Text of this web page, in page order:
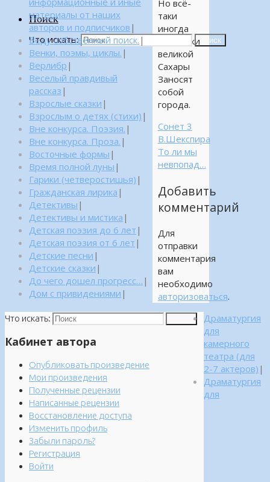
Поиск
Что искать: Поиск
Но всё-
таки
иногда
Песчинки
великой
Сахары
Заносят
собой
города.
Сонет 3
В.Шекспира
То ли мы
невпопад…
Добавить
комментарий
Для
отправки
комментария
вам
необходимо
авторизоваться.
Что искать:
Кабинет автора
Опубликовать произведение
Мои произведения
Полученные рецензии
Написанные рецензии
Восстановление доступа
Изменить профиль
Забыли пароль?
Регистрация
Войти
материалы от наших
авторов и подписчиков |
Веду собственный поиск. |
Венки, поэмы, циклы. |
Верлибр |
Веселый правдивый
рассказ |
Взрослые сказки |
Взрослым о детях (стихи) |
Вне конкурса. Поэзия. |
Вне конкурса. Проза. |
Восточные формы |
Время полной луны |
Гарики (четверостишья) |
Гражданская лирика |
Детективы |
Детективы и мистика |
Детская поэзия до 6 лет |
Детская поэзия от 6 лет |
Детские песни |
Детские сказки |
До чего дошел прогресс… |
Дом с привидениями |
Драматургия
для
камерного
театра (для
2-7 актеров) |
Драматургия
для